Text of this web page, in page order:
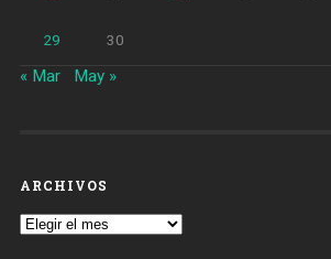
29 30
« Mar May »
ARCHIVOS
Archivos